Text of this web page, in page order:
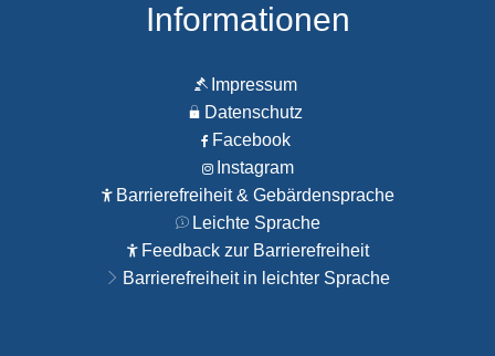
Informationen
Impressum
Datenschutz
Facebook
Instagram
Barrierefreiheit & Gebärdensprache
Leichte Sprache
Feedback zur Barrierefreiheit
Barrierefreiheit in leichter Sprache